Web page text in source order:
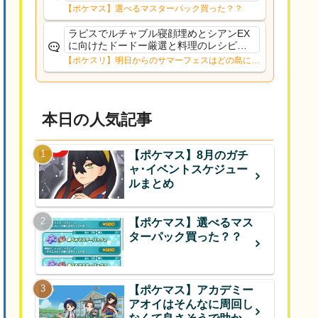
【ポケマス】選べるマスターパック買った？？
ラピスでルチャブル寝顔埋めとシアンEX
に向けたドードー厳選と料理のレシピレ
ベル上げシアンEXにFL移すかは考え中キ
ャンチケは切らずにまったり過ごす予定
【ポケスリ】明日からのサマーフェスはどの島に行
く？？12日㈬からはNMD
本日の人気記事
【ポケマス】8月のガチ
ャ･イベントスケジュー
ルまとめ
【ポケマス】選べるマス
ターパック買った？？
【ポケマス】アカデミー
アオイはそんなに周回し